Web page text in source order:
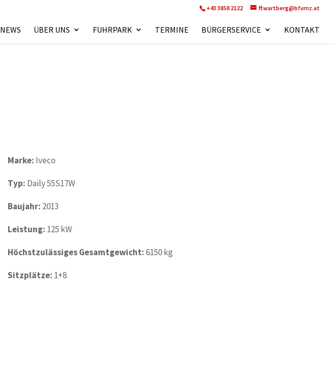
+43 3858 2122 ff.wartberg@bfvmz.at
NEWS ÜBER UNS FUHRPARK TERMINE BÜRGERSERVICE KONTAKT
Marke: Iveco
Typ: Daily 55S17W
Baujahr: 2013
Leistung: 125 kW
Höchstzulässiges Gesamtgewicht:6150 kg
Sitzplätze: 1+8